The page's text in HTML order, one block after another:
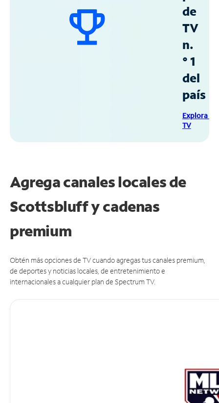
de
TV
n.
° 1
del
país
Explora
TV
Agrega canales locales de
Scottsbluff y cadenas
premium
Obtén más opciones de TV cuando agregas tus canales premium,
de deportes y noticias locales, de entretenimiento e
internacionales a cualquier plan de Spectrum TV.